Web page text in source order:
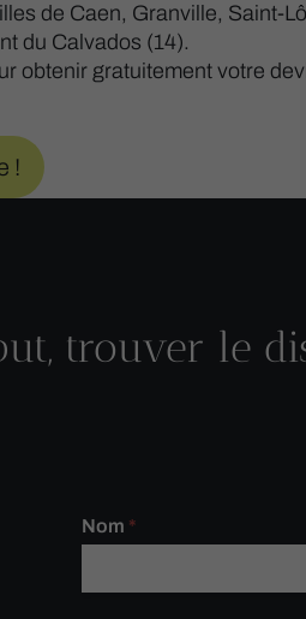
de Caen, Granville, Saint-
du Calvados (14).
obtenir gratuitement votre
!
trouver le
Contactez-
Nom *